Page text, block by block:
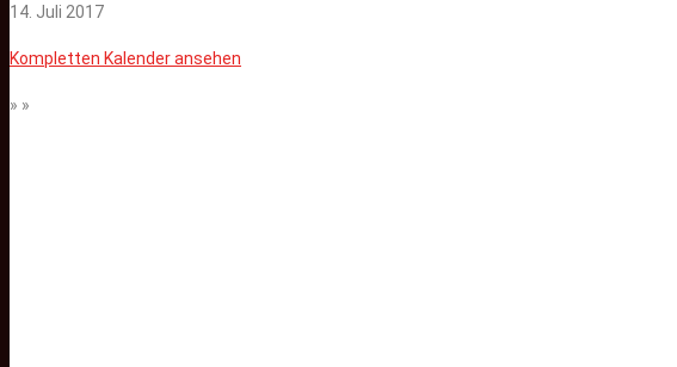
14. Juli 2017
Kompletten Kalender ansehen
» »